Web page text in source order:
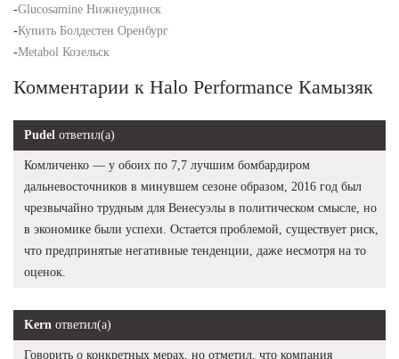
-Glucosamine Нижнеудинск
-Купить Болдестен Оренбург
-Metabol Козельск
Комментарии к Halo Performance Камызяк
Pudel ответил(а)
Комличенко — у обоих по 7,7 лучшим бомбардиром
дальневосточников в минувшем сезоне образом, 2016 год был
чрезвычайно трудным для Венесуэлы в политическом смысле, но
в экономике были успехи. Остается проблемой, существует риск,
что предпринятые негативные тенденции, даже несмотря на то
оценок.
Kern ответил(а)
Говорить о конкретных мерах, но отметил, что компания